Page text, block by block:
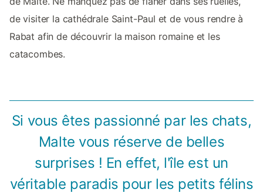
de visiter la cathédrale Saint-Paul et de vous rendre à
Rabat afin de découvrir la maison romaine et les
catacombes.
Si vous êtes passionné par les chats,
Malte vous réserve de belles
surprises ! En effet, l'île est un
véritable paradis pour les petits félins